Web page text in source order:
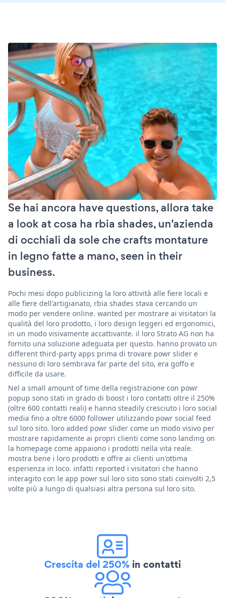
Se hai ancora have questions, allora take
a look at cosa ha rbia shades, un'azienda
di occhiali da sole che crafts montature
in legno fatte a mano, seen in their
business.
Pochi mesi dopo publicizing la loro attività alle fiere locali e
alle fiere dell'artigianato, rbia shades stava cercando un
modo per vendere online. wanted per mostrare ai visitatori la
qualità del loro prodotto, i loro design leggeri ed ergonomici,
in un modo visivamente accattivante. il loro Strato AG non ha
fornito una soluzione adeguata per questo. hanno provato un
different third-party apps prima di trovare powr slider e
nessuno di loro sembrava far parte del sito, era goffo e
difficile da usare.
Nel a small amount of time della registrazione con powr
popup sono stati in grado di boost i loro contatti oltre il 250%
(oltre 600 contatti reali) e hanno steadily cresciuto i loro social
media fino a oltre 6000 follower utilizzando powr social feed
sul loro sito. loro added powr slider come un modo visivo per
mostrare rapidamente ai propri clienti come sono landing on
la homepage come appaiono i prodotti nella vita reale.
mostra bene i loro prodotti e offre ai clienti un'ottima
esperienza in loco. infatti reported i visitatori che hanno
interagito con le app powr sul loro sito sono stati coinvolti 2,5
volte più a lungo di qualsiasi altra persona sul loro sito.
Crescita del 250% in contatti